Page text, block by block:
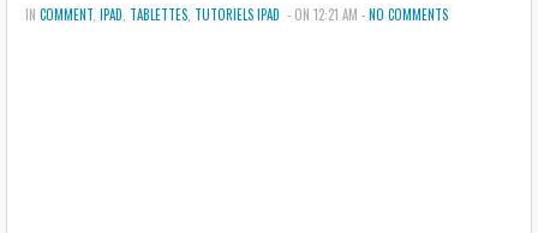
IN COMMENT IPAD TABLETTES TUTORIELS IPAD - ON 12:21 AM -NO COMMENTS